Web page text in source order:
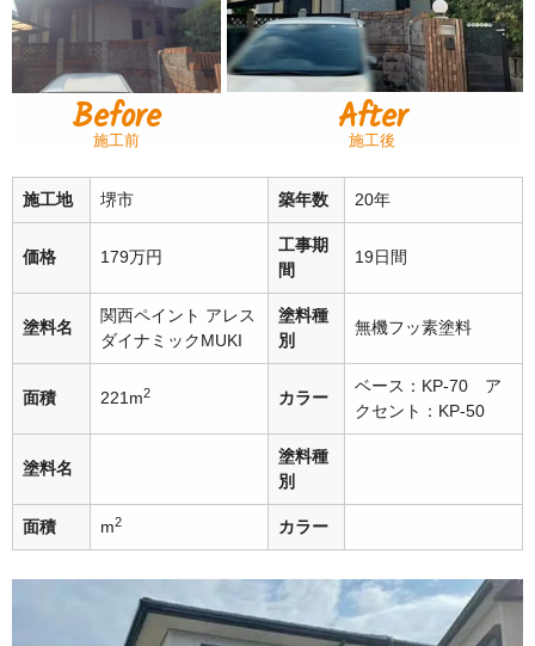
Before
施工前 After
施工後
施工地 堺市 築年数 20年
価格 179万円
工事期
間
19日間
塗料名
関西ペイント アレス
ダイナミックMUKI
塗料種
別
無機フッ素塗料
面積 221m2 カラー
ベース：KP-70 ア
クセント：KP-50
塗料名
塗料種
別
面積 m2 カラー